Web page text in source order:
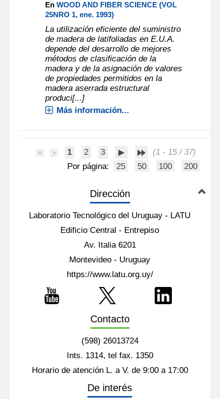
EnWOOD AND FIBER SCIENCE (VOL
25NRO 1, ene. 1993)
La utilización eficiente del suministro
de madera de latifoliadas en E.U.A.
depende del desarrollo de mejores
métodos de clasificación de la
madera y de la asignación de valores
de propiedades permitidos en la
madera aserrada estructural
produci[...]
Más información...
1 2 3
(1 - 15 / 37)
Por página:
25 50 100 200
Dirección
Laboratorio Tecnológico del Uruguay - LATU
Edificio Central - Entrepiso
Av. Italia 6201
Montevideo - Uruguay
https://www.latu.org.uy/
Contacto
(598) 26013724
Ints. 1314, tel fax. 1350
Horario de atención L. a V. de 9:00 a 17:00
De interés